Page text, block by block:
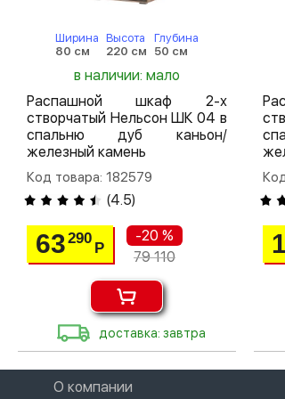
Ширина
80 см
Высота
220 см
Глубина
50 см
в наличии: мало
Распашной шкаф 2-х
створчатый Нельсон ШК 04 в
спальню дуб каньон/
железный камень
Код товара: 182579
(4.5)
63290
Р
-20 %
79 110
доставка: завтра
О компании